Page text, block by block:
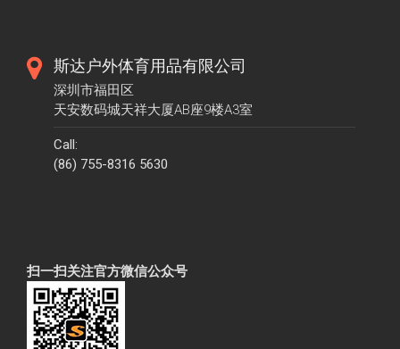
斯达户外体育用品有限公司
深圳市福田区
天安数码城天祥大厦AB座9楼A3室
Call:
(86) 755-8316 5630
扫一扫关注官方微信公众号